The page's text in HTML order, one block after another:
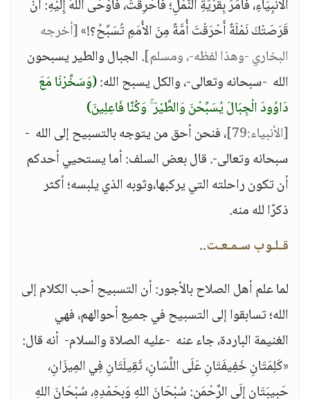
الأَنْبِيَاءِ، فَأَمَرَ بِقَرْيَةِ النَّمْلِ؛ فَأُحْرِقَتْ، فَأَوْحَى اللهُ إِلَيْهِ: أَنْ
قَرَصَتْكَ نَمْلَةٌ أَحْرَقْتَ أُمَّةً مِنَ الأُمَمِ تُسَبِّحُ؟!»[أخرجه
البخاري -وهذا لفظه-، ومسلم]. الجبال والطير يسبحون
الله -سبحانه وتعالى-، والكل يسبح الله:(وَسَخَّرْنَا مَعَ
دَاوُودَ الْجِبَالَ يُسَبِّحْنَ وَالطَّيْرَ ۚ وَكُنَّا فَاعِلِينَ)
[الأنبياء:79]
، فنحن أحق من يتوجه بالتسبيح إلى الله -
سبحانه وتعالى-. قال بعض السلف: أما يستحيي أحدكم
أن تكون راحلته التي يركبها،وثوبه الذي يلبسه؛ أكثر
ذكرًا لله منه.
قـلـوب سـمـعـت..
لما علم أهل الصلاح بالأجور: أن التسبيح أحب الكلام إلى
الله؛ تسابقوا إلى التسبيح في جميع أحوالهم، فهي
الغنيمة الباردة، جاء عنه -عليه الصلاة والسلام- أنه قال:
«كَلِمَتَانِ خَفِيفَتَانِ عَلَى اللِّسَانِ، ثَقِيلَتَانِ فِي المِيزَانِ،
حَبِيبَتَانِ إِلَى الرَّحْمَنِ: سُبْحَانَ اللهِ وَبِحَمْدِهِ، سُبْحَانَ اللهِ